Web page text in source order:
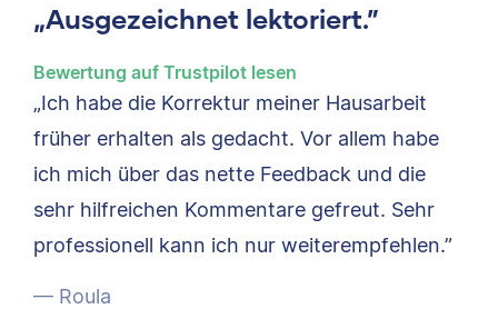
„Ausgezeichnet lektoriert.”
Bewertung auf Trustpilot lesen
„Ich habe die Korrektur meiner Hausarbeit
früher erhalten als gedacht. Vor allem habe
ich mich über das nette Feedback und die
sehr hilfreichen Kommentare gefreut. Sehr
professionell kann ich nur weiterempfehlen.”
— Roula